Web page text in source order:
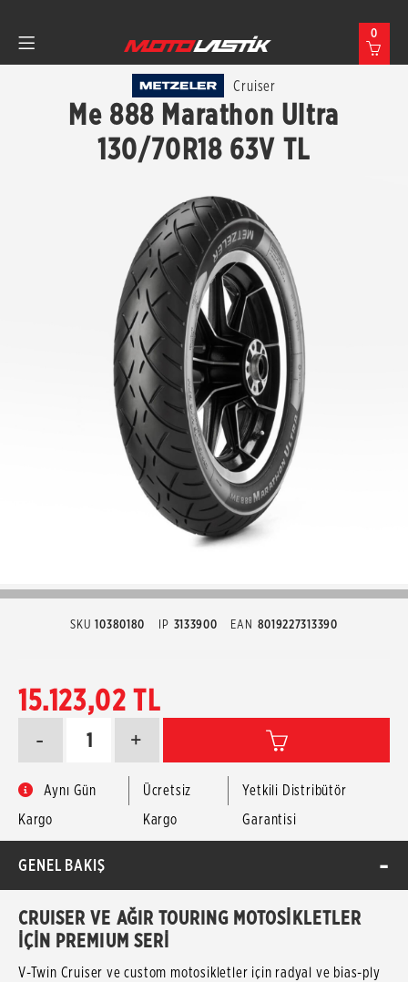
0
Cruiser
Me 888 Marathon Ultra
130/70R18 63V TL
SKU 10380180 IP 3133900 EAN 8019227313390
15.123,02 TL
+
-
Aynı Gün
Kargo
Ücretsiz
Kargo
Yetkili Distribütör
Garantisi
GENEL BAKIŞ
CRUISER VE AĞIR TOURING MOTOSİKLETLER
İÇİN PREMIUM SERİ
V-Twin Cruiser ve custom motosikletler için radyal ve bias-ply